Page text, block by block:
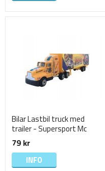
Bilar Lastbil truck med
trailer - Supersport Mc
19cm
79 kr
INFO